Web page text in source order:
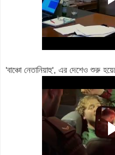
'বাঞ্চো নেতানিয়াহু', এর দেশেও শুরু